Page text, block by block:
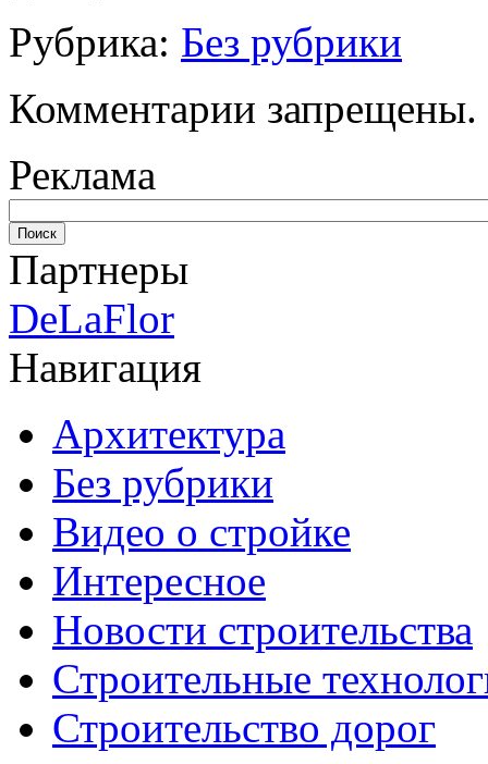
Рубрика: Без рубрики
Комментарии запрещены.
Реклама
Партнеры
DeLaFlor
Навигация
Архитектура
Без рубрики
Видео о стройке
Интересное
Новости строительства
Строительные
Строительство дорог